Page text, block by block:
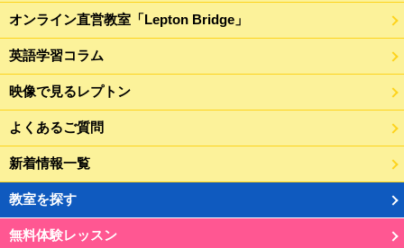
オンライン直営教室「Lepton Bridge」
英語学習コラム
映像で見るレプトン
よくあるご質問
新着情報一覧
教室を探す
無料体験レッスン